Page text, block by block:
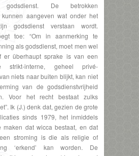
godsdienst. De betrokken
aangeven wat onder het
godsdienst verstaan wordt.
toe: “Om in aanmerking te
als godsdienst, moet men wel
er überhaupt sprake is van een
strikt-interne, geheel privé-
niets naar buiten blijkt, kan niet
van de godsdienstvrijheid
Voor het recht bestaat zulks
Ik (J.) denk dat, gezien de grote
sinds 1979, het inmiddels
maken dat wicca bestaat, en dat
stroming is die als religie of
‘erkend’ kan worden. De